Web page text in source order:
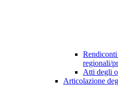
regionali/
Atti degli
Articolazione